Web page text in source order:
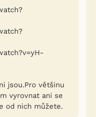
jsou.Pro většinu
vyrovnat ani se
od nich můžete.